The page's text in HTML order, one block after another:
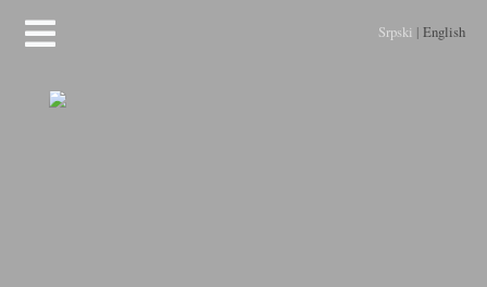
Srpski | English